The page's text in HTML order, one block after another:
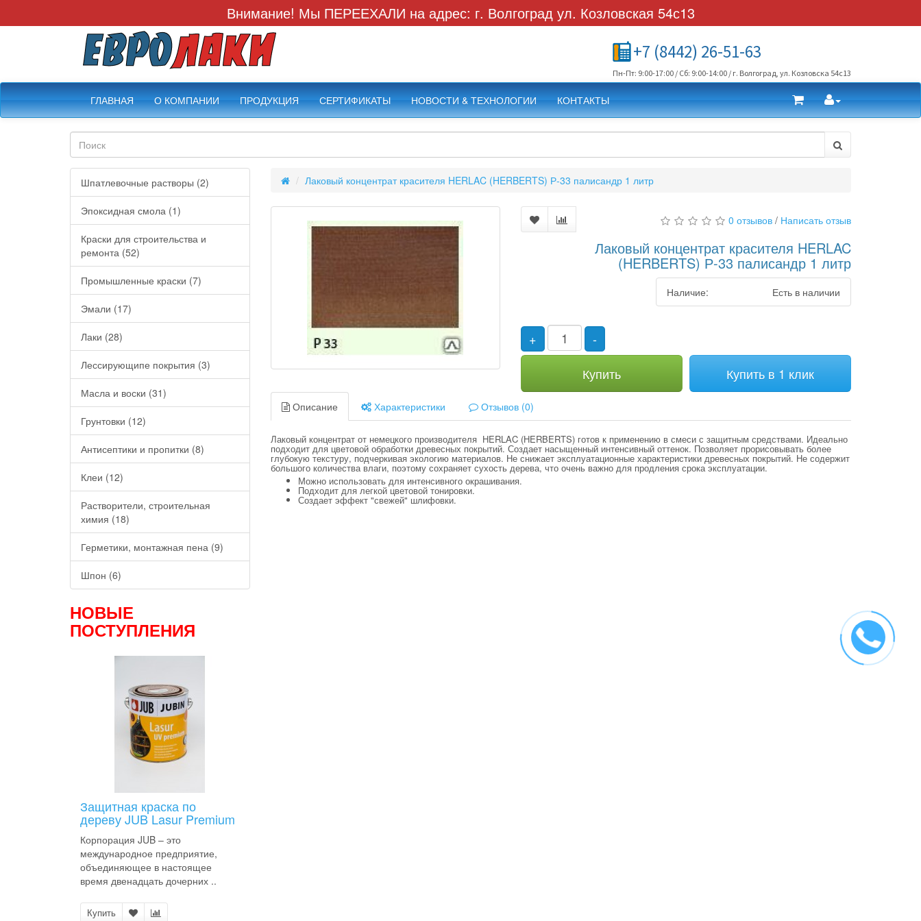
Внимание! Мы ПЕРЕЕХАЛИ на адрес: г. Волгоград ул. Козловская 54с13
+7 (8442) 26-51-63
Пн-Пт: 9:00-17:00 / Сб: 9:00-14:00 / г. Волгоград, ул. Козловска 54с13
ГЛАВНАЯ О КОМПАНИИ ПРОДУКЦИЯ СЕРТИФИКАТЫ НОВОСТИ & ТЕХНОЛОГИИ КОНТАКТЫ
Шпатлевочные растворы (2)
Эпоксидная смола (1)
Краски для строительства и
ремонта (52)
Промышленные краски (7)
Эмали (17)
Лаки (28)
Лессирующипе покрытия (3)
Масла и воски (31)
Грунтовки (12)
Антисептики и пропитки (8)
Клеи (12)
Растворители, строительная
химия (18)
Герметики, монтажная пена (9)
Шпон (6)
НОВЫЕ
ПОСТУПЛЕНИЯ
Защитная краска по
дереву JUB Lasur Premium
Корпорация JUB – это
международное предприятие,
объединяющее в настоящее
время двенадцать дочерних ..
Купить
Лаковый концентрат красителя HERLAC (HERBERTS) Р-33 палисандр 1 литр
0 отзывов / Написать отзыв
Лаковый концентрат красителя HERLAC
(HERBERTS) Р-33 палисандр 1 литр
Наличие: Есть в наличии
+
-
Купить
Купить в 1 клик
Описание Характеристики Отзывов (0)
Лаковый концентрат от немецкого производителя HERLAC (HERBERTS) готов к применению в смеси с защитным средствами. Идеально
подходит для цветовой обработки древесных покрытий. Создает насыщенный интенсивный оттенок. Позволяет прорисовывать более
глубокую текстуру, подчеркивая экологию материалов. Не снижает эксплуатационные характеристики древесных покрытий. Не содержит
большого количества влаги, поэтому сохраняет сухость дерева, что очень важно для продления срока эксплуатации.
Можно использовать для интенсивного окрашивания.
Подходит для легкой цветовой тонировки.
Создает эффект "свежей" шлифовки.